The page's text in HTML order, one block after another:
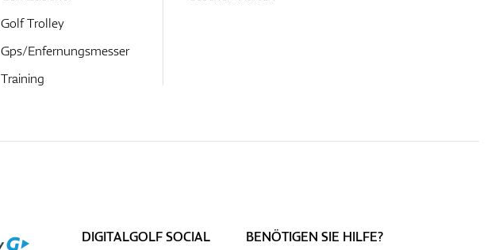
Golf Trolley
Gps/Enfernungsmesser
Training
DIGITALGOLF SOCIAL
BENÖTIGEN SIE HILFE?